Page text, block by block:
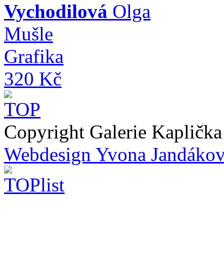
Vychodilová Olga
Mušle
Grafika
320 Kč
Copyright Galerie
Webdesign Yvona